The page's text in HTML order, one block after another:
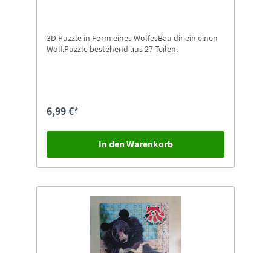
3D Puzzle in Form eines WolfesBau dir ein einen
Wolf.Puzzle bestehend aus 27 Teilen.
6,99 €*
In den Warenkorb